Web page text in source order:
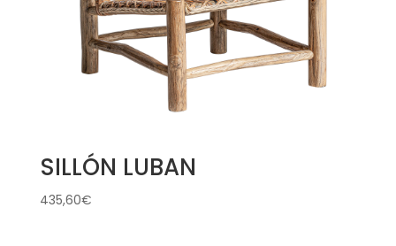
SILLÓN LUBAN
435,60€